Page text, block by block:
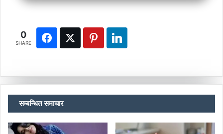
0
SHARE
सम्बन्धित समाचार